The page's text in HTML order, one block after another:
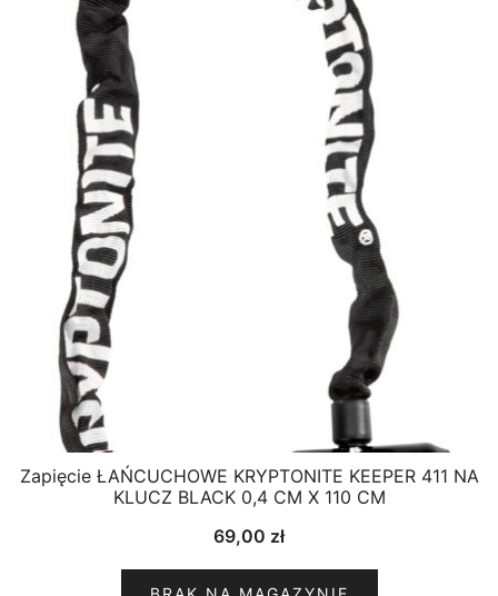
Zapięcie ŁAŃCUCHOWE KRYPTONITE KEEPER 411 NA
KLUCZ BLACK 0,4 CM X 110 CM
69,00 zł